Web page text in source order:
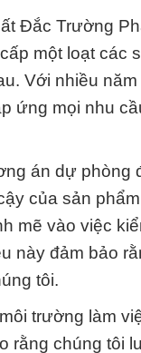
Đắc Trường
một loạt
Với nhiều
ứng mọi nhu
án dự
của sản
mẽ vào việc
này đảm bảo
tôi.
trường làm
rằng chúng tôi